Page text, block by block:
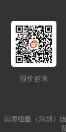
报价咨询
前海纽酷（深圳）